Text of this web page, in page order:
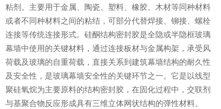
粘剂。主要用于金属、陶瓷、塑料、橡胶、木材等同种材料
或者不同种材料之间的粘结，可部分代替焊接、铆接、螺栓
连接等传统连接形式。硅酮结构密封胶是全隐或半隐框玻璃
幕墙中使用的关键材料，通过连接板材与金属构架，承受风
荷载及玻璃的自重荷载，直接关系到建筑幕墙结构的耐久性
及安全性，是玻璃幕墙安全性的关键环节之一。它是以线型
聚硅氧烷为主要原料的结构密封胶，在固化过程中，交联剂
与基聚合物反应形成具有三维立体网状结构的弹性材料。